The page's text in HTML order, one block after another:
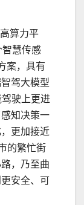
算力平
智慧传感
案，具有
驾大模型
驶上更进
知决策一
更加接近
的繁忙街
，乃至曲
安全、可